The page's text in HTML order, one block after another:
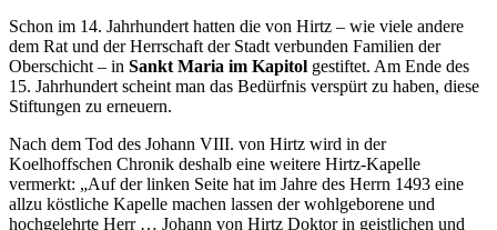
Schon im 14. Jahrhundert hatten die von Hirtz – wie viele andere
dem Rat und der Herrschaft der Stadt verbunden Familien der
Oberschicht – in Sankt Maria im Kapitol gestiftet. Am Ende des
15. Jahrhundert scheint man das Bedürfnis verspürt zu haben, diese
Stiftungen zu erneuern.
Nach dem Tod des Johann VIII. von Hirtz wird in der
Koelhoffschen Chronik deshalb eine weitere Hirtz-Kapelle
vermerkt: „Auf der linken Seite hat im Jahre des Herrn 1493 eine
allzu köstliche Kapelle machen lassen der wohlgeborene und
hochgelehrte Herr … Johann von Hirtz Doktor in geistlichen und